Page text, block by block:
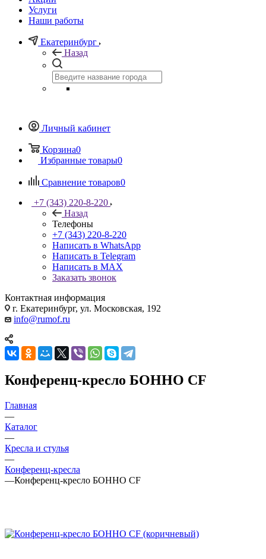
Услуги
Наши работы
Екатеринбург
Назад
Личный кабинет
Корзина0
Избранные товары0
Сравнение товаров0
+7 (343) 220-8-220
Назад
Телефоны
+7 (343) 220-8-220
Написать в WhatsApp
Написать в Telegram
Написать в MAX
Заказать звонок
Контактная информация
г. Екатеринбург, ул. Московская, 192
info@rumof.ru
Конференц-кресло БОННО CF
Главная
—
Каталог
—
Кресла и стулья
—
Конференц-кресла
—Конференц-кресло БОННО CF